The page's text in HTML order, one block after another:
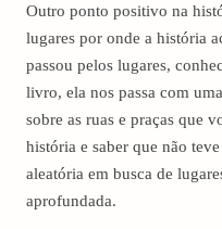
Outro ponto positivo na
lugares por onde a história
passou pelos lugares,
livro, ela nos passa com
sobre as ruas e praças que
história e saber que não
aleatória em busca de
aprofundada.